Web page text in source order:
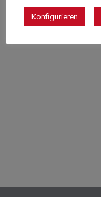
Konfigurieren